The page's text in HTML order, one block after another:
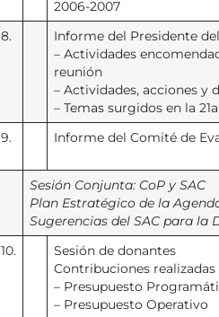
2006-2007
8.
Informe del Presidente
– Actividades
reunión
– Actividades, acciones y
– Temas surgidos en la
9. Informe del Comité de
Sesión Conjunta: CoP y SAC
Plan Estratégico de la
Sugerencias del SAC para la
10.
Sesión de donantes
Contribuciones realizadas
– Presupuesto
– Presupuesto Operativo